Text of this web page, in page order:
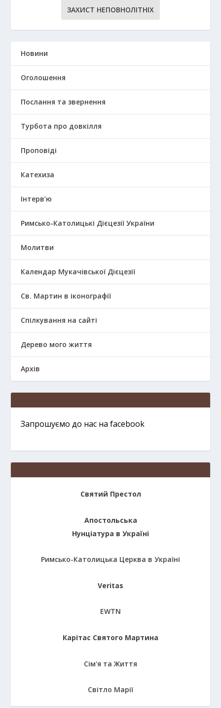
ЗАХИСТ НЕПОВНОЛІТНІХ
Новини
Оголошення
Послання та звернення
Турбота про довкілля
Проповіді
Катехиза
Інтерв’ю
Римсько-Католицькі Дієцезії України
Молитви
Календар Мукачівської Дієцезії
Св. Мартин в іконографії
Спілкування на сайті
Дерево мого життя
Архів
Запрошуємо до нас на facebook
Святий Престол
Апостольська
Нунціатура в Україні
Римсько-Католицька Церква в Україні
Veritas
EWTN
Карітас Святого Мартина
Сім'я та Життя
Світло Марії